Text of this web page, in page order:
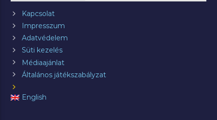
Kapcsolat
Impresszum
Adatvédelem
Süti kezelés
Médiaajánlat
Általános játékszabályzat
English